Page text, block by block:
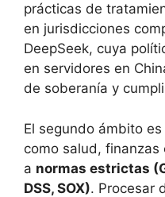
prácticas de
en jurisdicciones
DeepSeek, cuya
en servidores en
de soberanía y
El segundo ámbito
como salud,
a normas estrictas
DSS, SOX). Procesar